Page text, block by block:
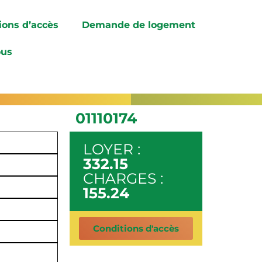
d’accès Demande de logement
01110174
LOYER :
332.15
CHARGES :
155.24
Conditions d'accès